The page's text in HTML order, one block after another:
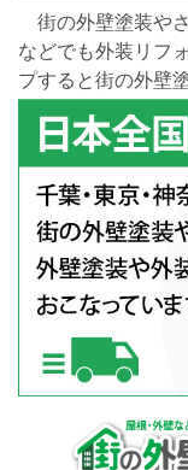
街の外壁塗装や
などでも外装リフ
プすると街の外壁